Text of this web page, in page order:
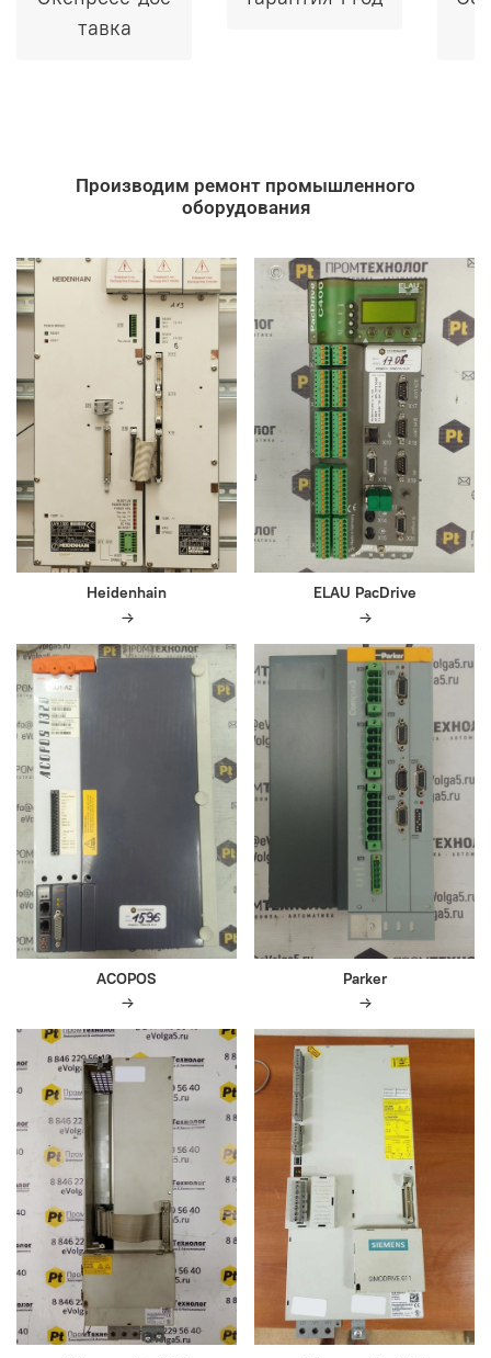
тавка
Производим ремонт промышленного
оборудования
Heidenhain ELAU PacDrive
ACOPOS Parker